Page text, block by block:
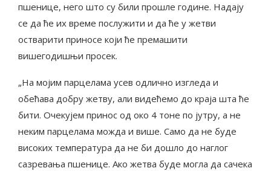
пшенице, него што су били прошле године. Надају
се да ће их време послужити и да ће у жетви
остварити приносе који ће премашити
вишегодишњи просек.
„На мојим парцелама усев одлично изгледа и
обећава добру жетву, али видећемо до краја шта ће
бити. Очекујем принос од око 4 тоне по јутру, а не
неким парцелама можда и више. Само да не буде
високих температура да не би дошло до наглог
сазревања пшенице. Ако жетва буде могла да сачека